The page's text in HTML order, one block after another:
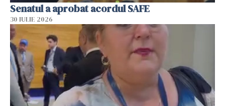
Senatul a aprobat acordul SAFE
30 IULIE 2026